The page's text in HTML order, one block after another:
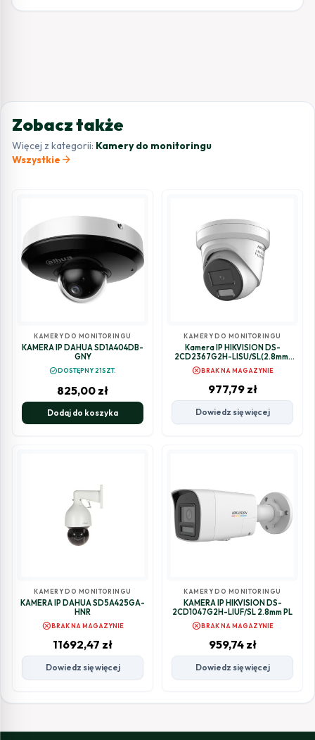
Zobacz także
Więcej z kategorii: Kamery do monitoringu
Wszystkie arrow_forward
KAMERY DO MONITORINGU
KAMERA IP DAHUA SD1A404DB-
GNY
check_circleDOSTĘPNY 21SZT.
825,00 zł
Dodaj do koszyka
KAMERY DO MONITORINGU
Kamera IP HIKVISION DS-
2CD2367G2H-LISU/SL(2.8mm)
(eF)
cancelBRAK NA MAGAZYNIE
977,79 zł
Dowiedz się więcej
KAMERY DO MONITORINGU
KAMERA IP DAHUA SD5A425GA-
HNR
cancelBRAK NA MAGAZYNIE
11692,47 zł
Dowiedz się więcej
KAMERY DO MONITORINGU
KAMERA IP HIKVISION DS-
2CD1047G2H-LIUF/SL 2.8mm PL
cancelBRAK NA MAGAZYNIE
959,74 zł
Dowiedz się więcej